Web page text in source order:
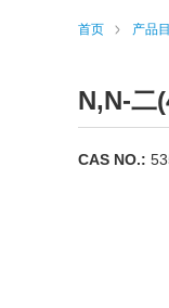
首页 产品
N,N-二
CAS NO.: